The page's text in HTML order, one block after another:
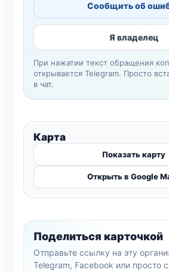
Сообщить об
Я владелец
При нажатии текст обращения
открывается Telegram. Просто
в чат.
Карта
Показать карту
Открыть в Google
Поделиться карточкой
Отправьте ссылку на эту
Telegram, Facebook или просто